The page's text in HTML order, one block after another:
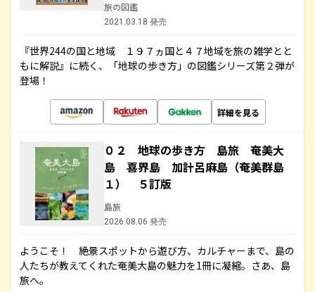
旅の図鑑
2021.03.18 発売
『世界244の国と地域 １９７ヵ国と４７地域を旅の雑学とと
もに解説』に続く、「地球の歩き方」の図鑑シリーズ第２弾が
登場！
詳細を見る
０２ 地球の歩き方 島旅 奄美大
島 喜界島 加計呂麻島（奄美群島
１） ５訂版
島旅
2026.08.06 発売
ようこそ！ 絶景スポットから遊び方、カルチャーまで、島の
人たちが教えてくれた奄美大島の魅力を1冊に凝縮。さあ、島
旅へ。